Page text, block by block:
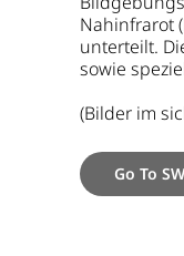
Nahinfrarot
unterteilt.
sowie
(Bilder im
Go To